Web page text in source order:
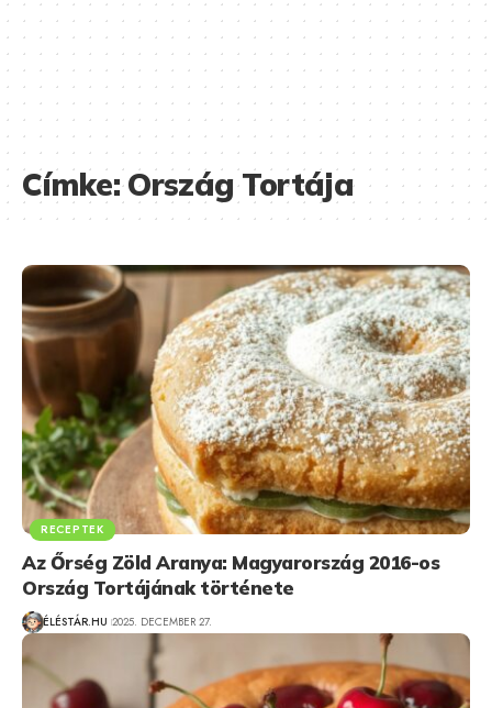
Címke:Ország Tortája
RECEPTEK
Az Őrség Zöld Aranya: Magyarország 2016-os
Ország Tortájának története
ÉLÉSTÁR.HU 2025. DECEMBER 27.